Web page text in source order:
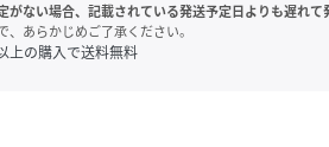
がない場合、記載されている発送予定日よりも遅れて
、あらかじめご了承ください。
上の購入で送料無料